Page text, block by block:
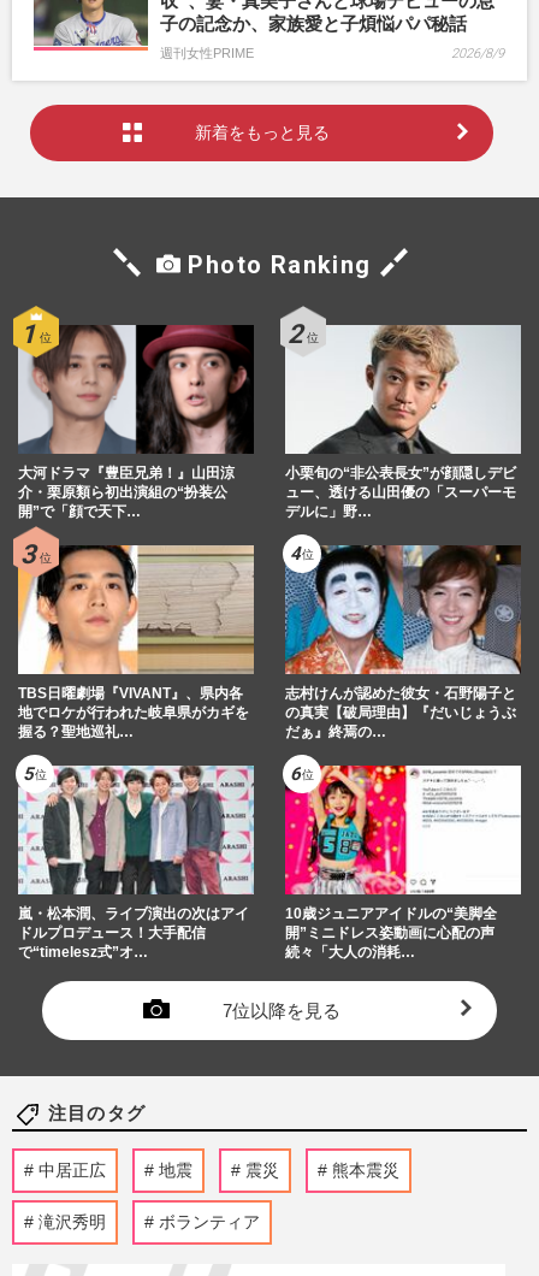
子の記念か、家族愛と子煩悩パパ秘話
週刊女性PRIME 2026/8/9
新着をもっと見る
Photo Ranking
大河ドラマ『豊臣兄弟！』山田涼
介・栗原類ら初出演組の“扮装公
開”で「顔で天下…
小栗旬の“非公表長女”が顔隠しデビ
ュー、透ける山田優の「スーパーモ
デルに」野…
TBS日曜劇場『VIVANT』、県内各
地でロケが行われた岐阜県がカギを
握る？聖地巡礼…
志村けんが認めた彼女・石野陽子と
の真実【破局理由】『だいじょうぶ
だぁ』終焉の…
嵐・松本潤、ライブ演出の次はアイ
ドルプロデュース！大手配信
で“timelesz式”オ…
10歳ジュニアアイドルの“美脚全
開”ミニドレス姿動画に心配の声
続々「大人の消耗…
7位以降を見る
注目のタグ
中居正広 地震 震災 熊本震災
滝沢秀明 ボランティア